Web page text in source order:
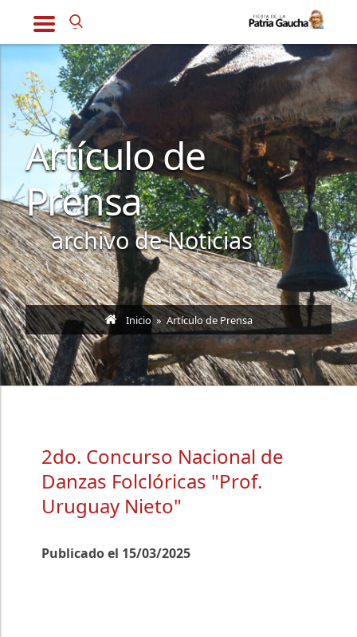
Artículo de
Prensa
archivo de Noticias
Inicio» Artículo de Prensa
2do. Concurso Nacional de
Danzas Folclóricas "Prof.
Uruguay Nieto"
Publicado el 15/03/2025